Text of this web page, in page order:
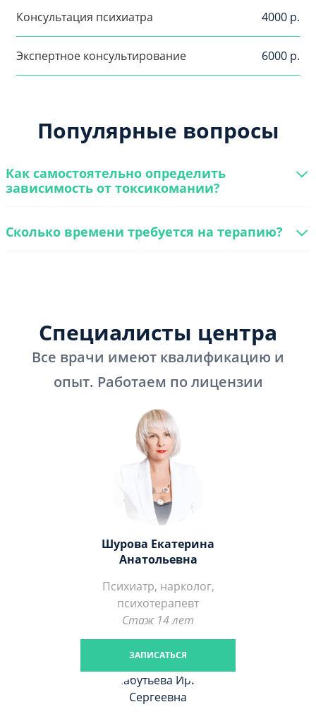
Консультация психиатра 4000 р.
Экспертное консультирование 6000 р.
Популярные вопросы
Как самостоятельно определить
зависимость от токсикомании?
Сколько времени требуется на терапию?
Специалисты центра
Все врачи имеют квалификацию и
опыт. Работаем по лицензии
Шурова Екатерина
Анатольевна
Психиатр, нарколог,
психотерапевт
Стаж 14 лет
ЗАПИСАТЬСЯ